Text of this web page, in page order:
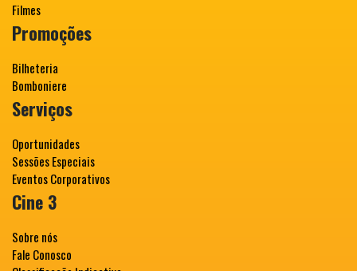
Filmes
Promoções
Bilheteria
Bomboniere
Serviços
Oportunidades
Sessões Especiais
Eventos Corporativos
Cine 3
Sobre nós
Fale Conosco